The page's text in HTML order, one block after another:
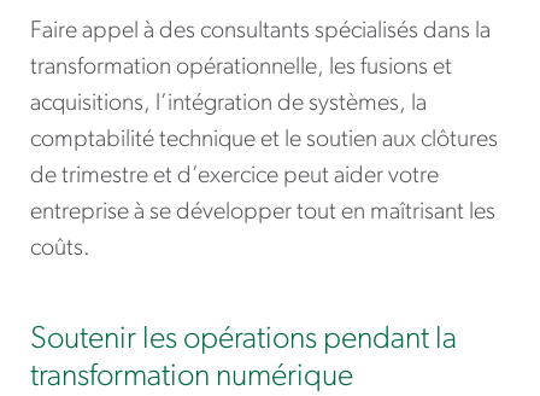
Faire appel à des consultants spécialisés dans la
transformation opérationnelle, les fusions et
acquisitions, l’intégration de systèmes, la
comptabilité technique et le soutien aux clôtures
de trimestre et d’exercice peut aider votre
entreprise à se développer tout en maîtrisant les
coûts.
Soutenir les opérations pendant la
transformation numérique